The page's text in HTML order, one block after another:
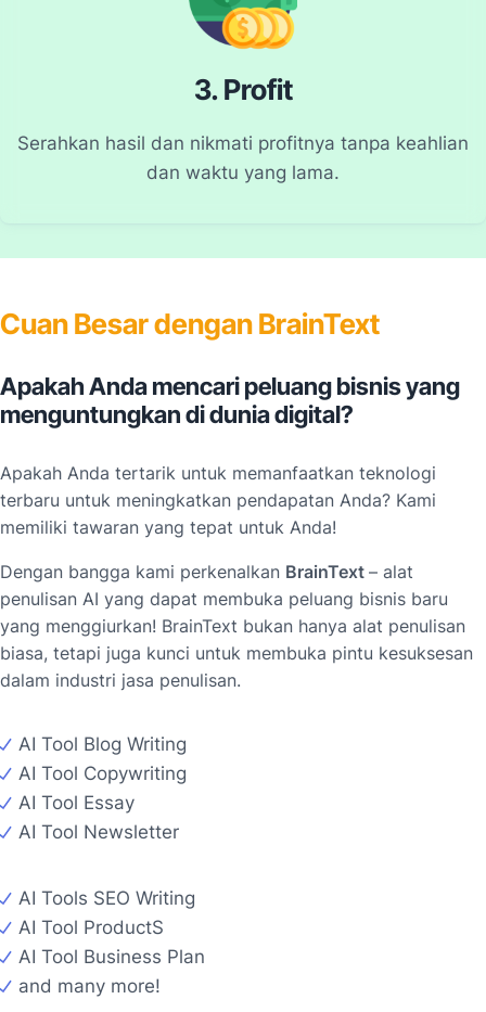
3. Profit
Serahkan hasil dan nikmati profitnya tanpa keahlian
dan waktu yang lama.
Cuan Besar dengan BrainText
Apakah Anda mencari peluang bisnis yang
menguntungkan di dunia digital?
Apakah Anda tertarik untuk memanfaatkan teknologi
terbaru untuk meningkatkan pendapatan Anda? Kami
memiliki tawaran yang tepat untuk Anda!
Dengan bangga kami perkenalkan BrainText – alat
penulisan AI yang dapat membuka peluang bisnis baru
yang menggiurkan! BrainText bukan hanya alat penulisan
biasa, tetapi juga kunci untuk membuka pintu kesuksesan
dalam industri jasa penulisan.
AI Tool Blog Writing
AI Tool Copywriting
AI Tool Essay
AI Tool Newsletter
AI Tools SEO Writing
AI Tool ProductS
AI Tool Business Plan
and many more!